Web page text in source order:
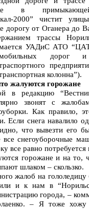
в
2000” чистит
дорогу от Оганера до
трассы
УАДиС АТО
дорог и
колонна”).
жалуются горожане
в редакцию
звонят с
Как правило,
Если снега навалило
что вывезти его
все снегоуборочные
все равно потребуется
горожане и на то,
шлаком – скользко.
жалоб на гололедицу
и к нам в
города, –
– Я тоже